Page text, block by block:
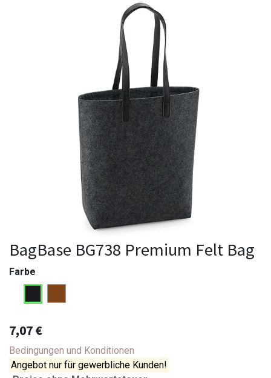
BagBase BG738 Premium Felt Bag
Farbe
7,07€
Bedingungen und Konditionen
Angebot nur für gewerbliche Kunden!